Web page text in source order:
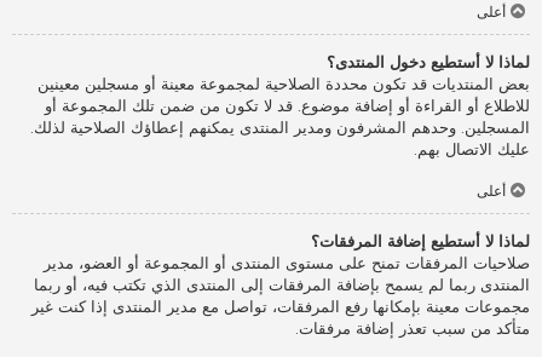
أعلى
لماذا لا أستطيع دخول المنتدى؟
بعض المنتديات قد تكون محددة الصلاحية لمجموعة معينة أو مسجلين معينين
للاطلاع أو القراءة أو إضافة موضوع. قد لا تكون من ضمن تلك المجموعة أو
المسجلين. وحدهم المشرفون ومدير المنتدى يمكنهم إعطاؤك الصلاحية لذلك.
عليك الاتصال بهم.
أعلى
لماذا لا أستطيع إضافة المرفقات؟
صلاحيات المرفقات تمنح على مستوى المنتدى أو المجموعة أو العضو، مدير
المنتدى ربما لم يسمح بإضافة المرفقات إلى المنتدى الذي تكتب فيه، أو ربما
مجموعات معينة بإمكانها رفع المرفقات، تواصل مع مدير المنتدى إذا كنت غير
متأكد من سبب تعذر إضافة مرفقات.